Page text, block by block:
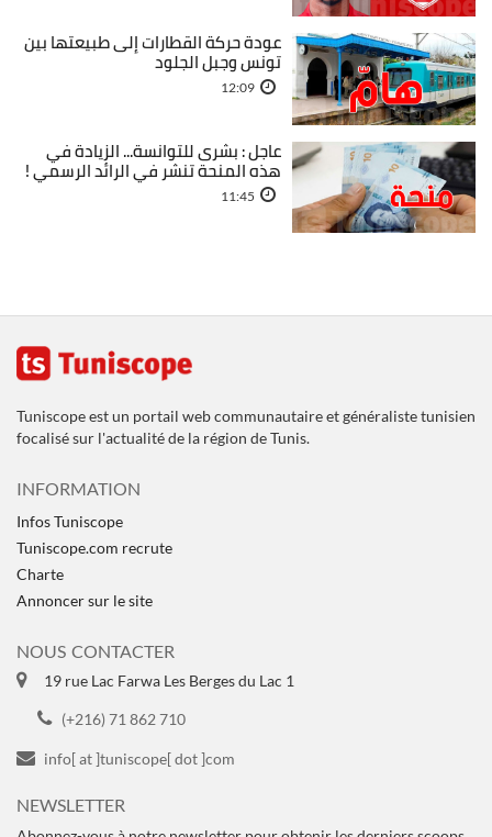
عودة حركة القطارات إلى طبيعتها بين
تونس وجبل الجلود
12:09
عاجل : بشرى للتوانسة... الزيادة في
هذه المنحة تنشر في الرائد الرسمي !
11:45
Tuniscope est un portail web communautaire et généraliste tunisien
focalisé sur l'actualité de la région de Tunis.
INFORMATION
Infos Tuniscope
Tuniscope.com recrute
Charte
Annoncer sur le site
NOUS CONTACTER
19 rue Lac Farwa Les Berges du Lac 1
(+216) 71 862 710
info[ at ]tuniscope[ dot ]com
NEWSLETTER